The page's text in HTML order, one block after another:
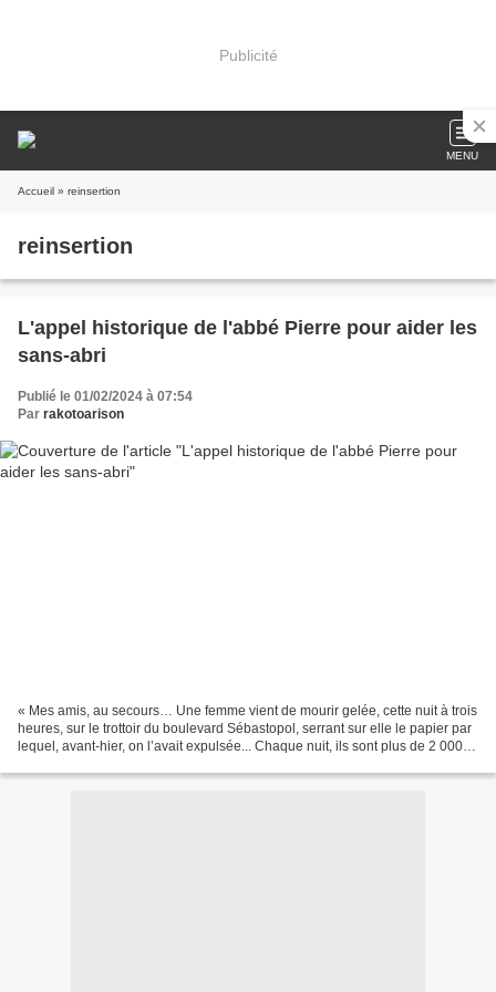
Publicité
MENU
Accueil » reinsertion
reinsertion
L'appel historique de l'abbé Pierre pour aider les
sans-abri
Publié le 01/02/2024 à 07:54
Par rakotoarison
« Mes amis, au secours… Une femme vient de mourir gelée, cette nuit à trois
heures, sur le trottoir du boulevard Sébastopol, serrant sur elle le papier par
lequel, avant-hier, on l’avait expulsée... Chaque nuit, ils sont plus de 2 000